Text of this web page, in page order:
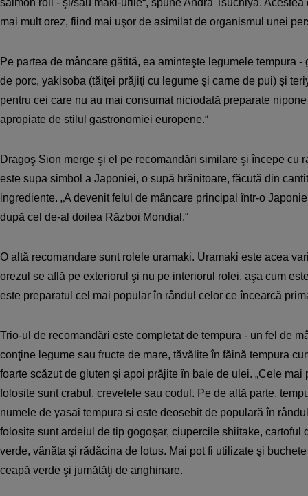
salmon roll - şi/sau maki-urile“, spune Andra Tsuchiya.
mai mult orez, fiind mai uşor de asimilat de organismul unei
Pe partea de mâncare gătită, ea aminteşte legumele tempura
de porc, yakisoba (tăiţei prăjiţi cu legume şi carne de pui) şi
pentru cei care nu au mai consumat niciodată preparate
apropiate de stilul gastronomiei europene.“
Dragoş Sion merge şi el pe recomandări similare şi începe cu
este supa simbol a Japoniei, o supă hrănitoare, făcută din
ingrediente. „A devenit felul de mâncare principal într-o
după cel de-al doilea Război Mondial.“
O altă recomandare sunt rolele uramaki. Uramaki este acea
orezul se află pe exteriorul şi nu pe interiorul rolei, aşa cum
este preparatul cel mai popular în rândul celor ce încearcă
Trio-ul de recomandări este completat de tempura - un fel de
conţine legume sau fructe de mare, tăvălite în făină tempura
foarte scăzut de gluten şi apoi prăjite în baie de ulei. „Cele mai
folosite sunt crabul, crevetele sau codul. Pe de altă parte,
numele de yasai tempura si este deosebit de populară în
folosite sunt ardeiul de tip gogoşar, ciupercile shiitake, cartoful
verde, vânăta şi rădăcina de lotus. Mai pot fi utilizate şi
ceapă verde şi jumătăţi de anghinare.